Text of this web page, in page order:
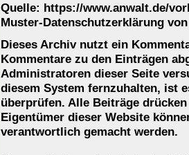
Quelle: https://www.anwalt.de/
Muster-Datenschutzerklärung
Dieses Archiv nutzt ein
Kommentare zu den Einträgen
Administratoren dieser Seite
diesem System fernzuhalten, ist
überprüfen. Alle Beiträge
Eigentümer dieser Website
verantwortlich gemacht werden.